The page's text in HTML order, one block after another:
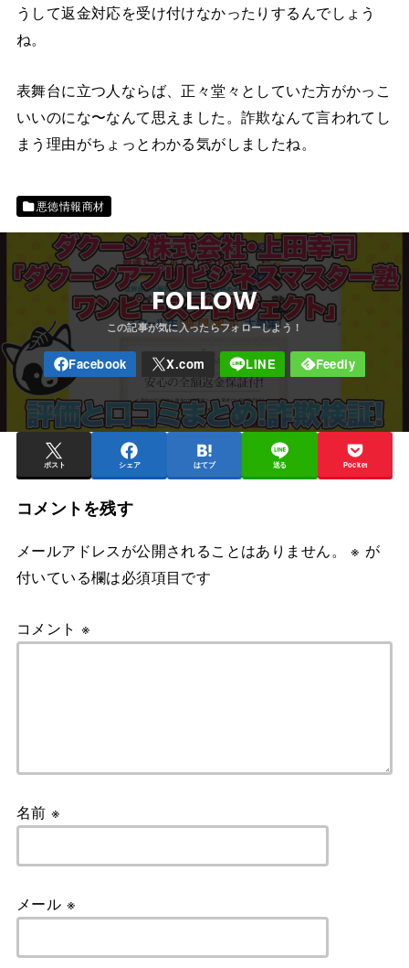
うして返金対応を受け付けなかったりするんでしょう
ね。
表舞台に立つ人ならば、正々堂々としていた方がかっこ
いいのにな〜なんて思えました。詐欺なんて言われてし
まう理由がちょっとわかる気がしましたね。
悪徳情報商材
FOLLOW
ポスト シェア はてブ 送る Pocket
コメントを残す
メールアドレスが公開されることはありません。 ※ が
付いている欄は必須項目です
コメント ※
名前※
メール ※